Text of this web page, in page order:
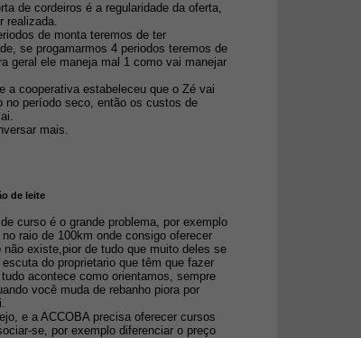
de cordeiros é a regularidade da oferta,
realizada.
de monta teremos de ter
se progamarmos 4 periodos teremos de
geral ele maneja mal 1 como vai manejar
a cooperativa estabeleceu que o Zé vai
no período seco, então os custos de
mais.
de leite
curso é o grande problema, por exemplo
raio de 100km onde consigo oferecer
existe,pior de tudo que muito deles se
do proprietario que têm que fazer
acontece como orientamos, sempre
você muda de rebanho piora por
e a ACCOBA precisa oferecer cursos
se, por exemplo diferenciar o preço